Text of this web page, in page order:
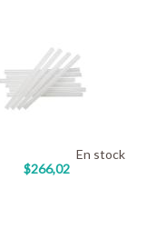
$266,02
En stock